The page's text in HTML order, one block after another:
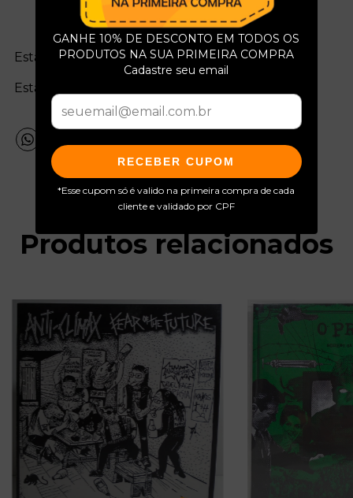
GANHE 10% DE DESCONTO EM TODOS OS
PRODUTOS NA SUA PRIMEIRA COMPRA
Cadastre seu email
RECEBER CUPOM
*Esse cupom só é valido na primeira compra de cada
cliente e validado por CPF
Estado da mídia:
Estado da capa:
Produtos relacionados